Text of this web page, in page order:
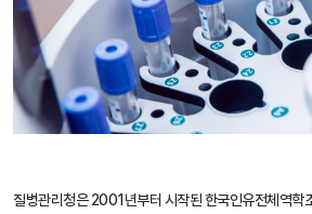
질병관리청은 2001년부터 시작된 한국인유전체역학